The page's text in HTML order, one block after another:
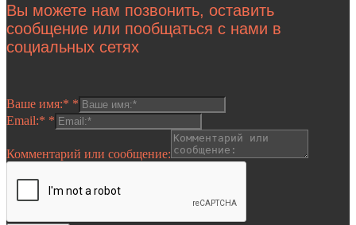
Вы можете нам позвонить, оставить
сообщение или пообщаться с нами в
социальных сетях
Ваше имя:* *
Email:* *
Комментарий или сообщение: